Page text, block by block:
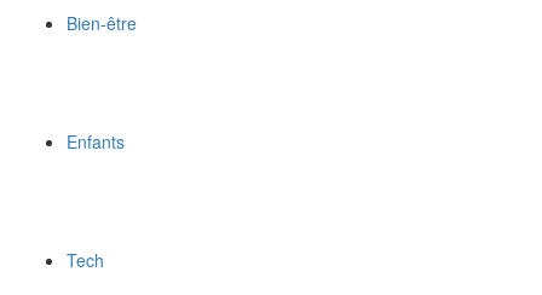
Bien-être
Enfants
Tech